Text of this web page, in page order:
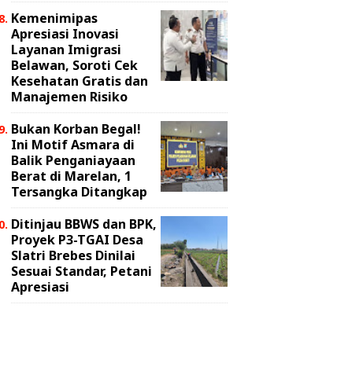
Kemenimipas
Apresiasi Inovasi
Layanan Imigrasi
Belawan, Soroti Cek
Kesehatan Gratis dan
Manajemen Risiko
Bukan Korban Begal!
Ini Motif Asmara di
Balik Penganiayaan
Berat di Marelan, 1
Tersangka Ditangkap
Ditinjau BBWS dan BPK,
Proyek P3-TGAI Desa
Slatri Brebes Dinilai
Sesuai Standar, Petani
Apresiasi